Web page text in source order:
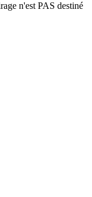
n'est PAS destiné